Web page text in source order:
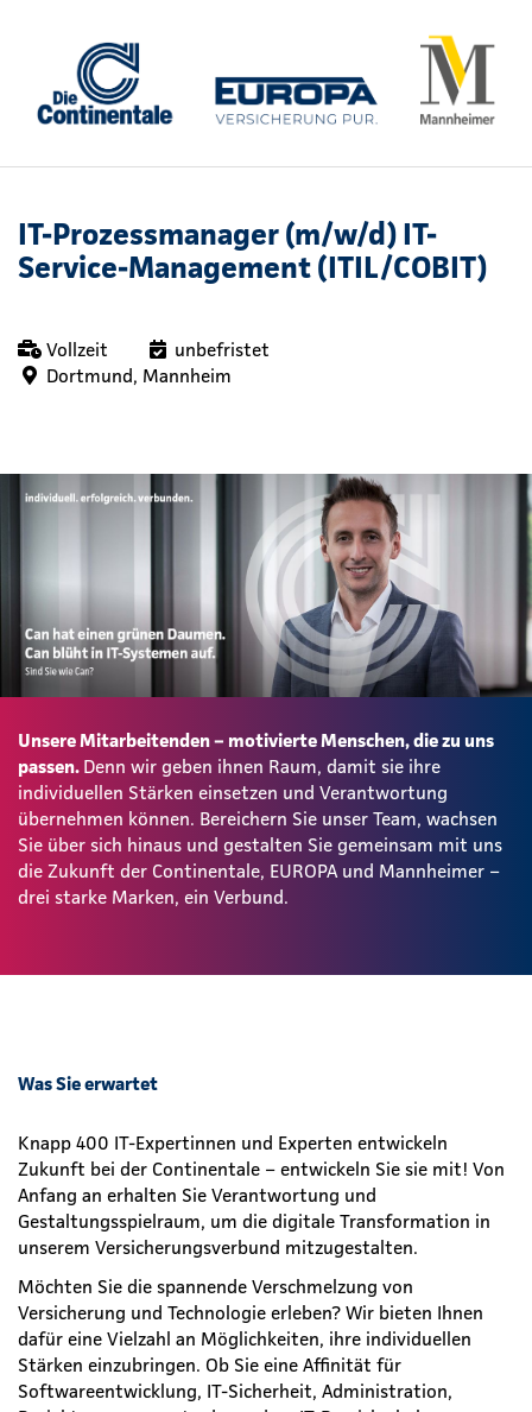
IT-Prozessmanager (m/w/d) IT-
Service-Management (ITIL/COBIT)
Vollzeit
unbefristet
Dortmund, Mannheim
Unsere Mitarbeitenden – motivierte Menschen, die zu uns
passen. Denn wir geben ihnen Raum, damit sie ihre
individuellen Stärken einsetzen und Verantwortung
übernehmen können. Bereichern Sie unser Team, wachsen
Sie über sich hinaus und gestalten Sie gemeinsam mit uns
die Zukunft der Continentale, EUROPA und Mannheimer –
drei starke Marken, ein Verbund.
Was Sie erwartet
Knapp 400 IT-Expertinnen und Experten entwickeln
Zukunft bei der Continentale – entwickeln Sie sie mit! Von
Anfang an erhalten Sie Verantwortung und
Gestaltungsspielraum, um die digitale Transformation in
unserem Versicherungsverbund mitzugestalten.
Möchten Sie die spannende Verschmelzung von
Versicherung und Technologie erleben? Wir bieten Ihnen
dafür eine Vielzahl an Möglichkeiten, ihre individuellen
Stärken einzubringen. Ob Sie eine Affinität für
Softwareentwicklung, IT-Sicherheit, Administration,